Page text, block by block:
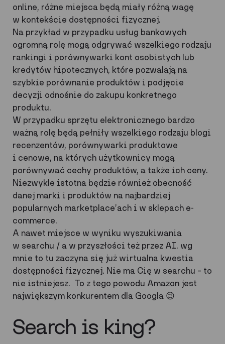
online, różne miejsca będą miały różną wagę
w kontekście dostępności fizycznej.
Na przykład w przypadku usług bankowych
ogromną rolę mogą odgrywać wszelkiego rodzaju
rankingi i porównywarki kont osobistych lub
kredytów hipotecznych, które pozwalają na
szybkie porównanie produktów i podjęcie
decyzji odnośnie do zakupu konkretnego
produktu.
W przypadku sprzętu elektronicznego bardzo
ważną rolę będą pełniły wszelkiego rodzaju blogi
recenzentów, porównywarki produktowe
i cenowe, na których użytkownicy mogą
porównywać cechy produktów, a także ich ceny.
Niezwykle istotna będzie również obecność
danej marki i produktów na najbardziej
popularnych marketplace’ach i w sklepach e-
commerce.
A nawet miejsce w wyniku wyszukiwania
w searchu / a w przyszłości też przez AI. wg
mnie to tu zaczyna się już wirtualna kwestia
dostępności fizycznej. Nie ma Cię w searchu – to
nie istniejesz. To z tego powodu Amazon jest
największym konkurentem dla Googla 😉
Search is king?